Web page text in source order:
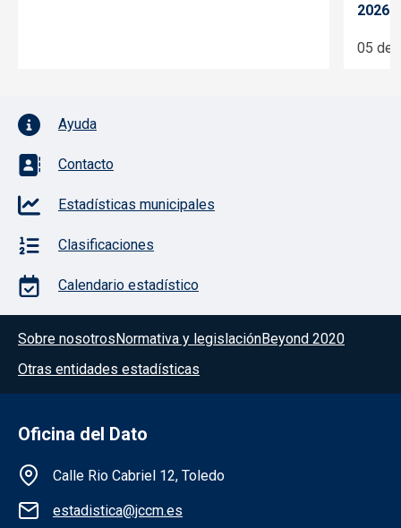
2026
05 de
Pie de página con iconos
Ayuda
Contacto
Estadísticas municipales
Clasificaciones
Calendario estadístico
Menú del pie
Sobre nosotrosNormativa y legislaciónBeyond 2020
Otras entidades estadísticas
Oficina del Dato
Información de la institución
Calle Rio Cabriel 12, Toledo
estadistica@jccm.es